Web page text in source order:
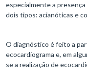
especialmente a
dois tipos: acianóticas e
O diagnóstico é feito a
ecocardiograma e, em
se a realização de